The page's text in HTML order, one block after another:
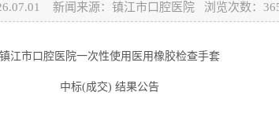
新闻来源：镇江市口腔医院 浏览次数：
镇江市口腔医院一次性使用医用橡胶检查手套
中标(成交) 结果公告